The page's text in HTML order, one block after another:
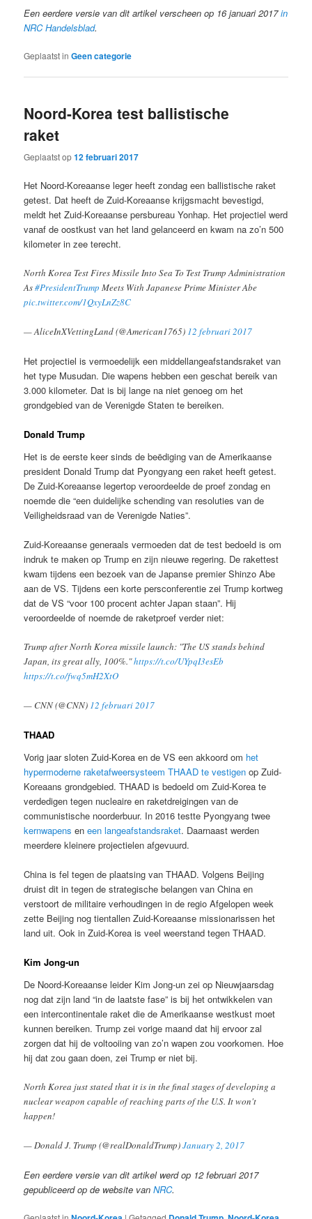
Een eerdere versie van dit artikel verscheen op 16 januari 2017in
NRC Handelsblad.
Geplaatst in Geen categorie
Noord-Korea test ballistische
raket
Geplaatst op12 februari 2017
Het Noord-Koreaanse leger heeft zondag een ballistische raket
getest. Dat heeft de Zuid-Koreaanse krijgsmacht bevestigd,
meldt het Zuid-Koreaanse persbureau Yonhap. Het projectiel werd
vanaf de oostkust van het land gelanceerd en kwam na zo’n 500
kilometer in zee terecht.
North Korea Test Fires Missile Into Sea To Test Trump Administration
As#PresidentTrump Meets With Japanese Prime Minister Abe
pic.twitter.com/1QxyLnZz8C
— AliceInXVettingLand (@American1765) 12 februari 2017
Het projectiel is vermoedelijk een middellangeafstandsraket van
het type Musudan. Die wapens hebben een geschat bereik van
3.000 kilometer. Dat is bij lange na niet genoeg om het
grondgebied van de Verenigde Staten te bereiken.
Donald Trump
Het is de eerste keer sinds de beëdiging van de Amerikaanse
president Donald Trump dat Pyongyang een raket heeft getest.
De Zuid-Koreaanse legertop veroordeelde de proef zondag en
noemde die “een duidelijke schending van resoluties van de
Veiligheidsraad van de Verenigde Naties”.
Zuid-Koreaanse generaals vermoeden dat de test bedoeld is om
indruk te maken op Trump en zijn nieuwe regering. De rakettest
kwam tijdens een bezoek van de Japanse premier Shinzo Abe
aan de VS. Tijdens een korte persconferentie zei Trump kortweg
dat de VS “voor 100 procent achter Japan staan”. Hij
veroordeelde of noemde de raketproef verder niet:
Trump after North Korea missile launch: "The US stands behind
Japan, its great ally, 100%."https://t.co/UYpqI3esEb
https://t.co/fwq5mH2XtO
— CNN (@CNN) 12 februari 2017
THAAD
Vorig jaar sloten Zuid-Korea en de VS een akkoord om het
hypermoderne raketafweersysteem THAAD te vestigen op Zuid-
Koreaans grondgebied. THAAD is bedoeld om Zuid-Korea te
verdedigen tegen nucleaire en raketdreigingen van de
communistische noorderbuur. In 2016 testte Pyongyang twee
kernwapens eneen langeafstandsraket. Daarnaast werden
meerdere kleinere projectielen afgevuurd.
China is fel tegen de plaatsing van THAAD. Volgens Beijing
druist dit in tegen de strategische belangen van China en
verstoort de militaire verhoudingen in de regio Afgelopen week
zette Beijing nog tientallen Zuid-Koreaanse missionarissen het
land uit. Ook in Zuid-Korea is veel weerstand tegen THAAD.
Kim Jong-un
De Noord-Koreaanse leider Kim Jong-un zei op Nieuwjaarsdag
nog dat zijn land “in de laatste fase” is bij het ontwikkelen van
een intercontinentale raket die de Amerikaanse westkust moet
kunnen bereiken. Trump zei vorige maand dat hij ervoor zal
zorgen dat hij de voltooiing van zo’n wapen zou voorkomen. Hoe
hij dat zou gaan doen, zei Trump er niet bij.
North Korea just stated that it is in the final stages of developing a
nuclear weapon capable of reaching parts of the U.S. It won't
happen!
— Donald J. Trump (@realDonaldTrump)January 2, 2017
Een eerdere versie van dit artikel werd op 12 februari 2017
gepubliceerd op de website vanNRC.